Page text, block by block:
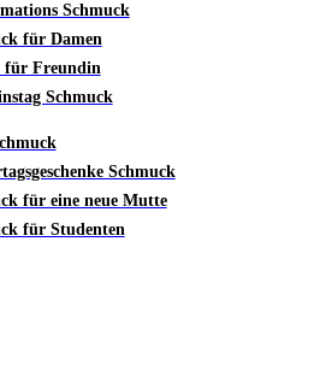
Schmuck
für Damen
für Freundin
Schmuck
Schmuck
für eine neue Mutte
für Studenten